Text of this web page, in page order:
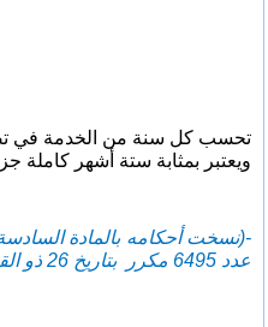
تحسب كل سنة من الخدمة في
ويعتبر بمثابة ستة أشهر كاملة
عدد 6495 مكرر بتاريخ 26 ذو القعدة 1437 (30 أغسطس 2016) ص 6442):